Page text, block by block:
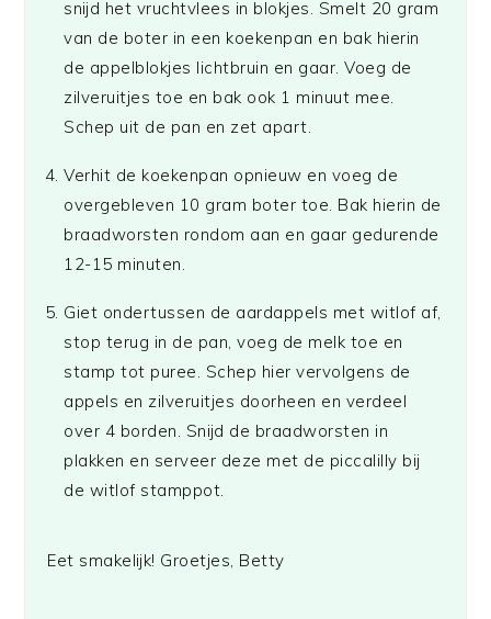
snijd het vruchtvlees in blokjes. Smelt 20 gram
van de boter in een koekenpan en bak hierin
de appelblokjes lichtbruin en gaar. Voeg de
zilveruitjes toe en bak ook 1 minuut mee.
Schep uit de pan en zet apart.
Verhit de koekenpan opnieuw en voeg de
overgebleven 10 gram boter toe. Bak hierin de
braadworsten rondom aan en gaar gedurende
12-15 minuten.
Giet ondertussen de aardappels met witlof af,
stop terug in de pan, voeg de melk toe en
stamp tot puree. Schep hier vervolgens de
appels en zilveruitjes doorheen en verdeel
over 4 borden. Snijd de braadworsten in
plakken en serveer deze met de piccalilly bij
de witlof stamppot.
Eet smakelijk! Groetjes, Betty